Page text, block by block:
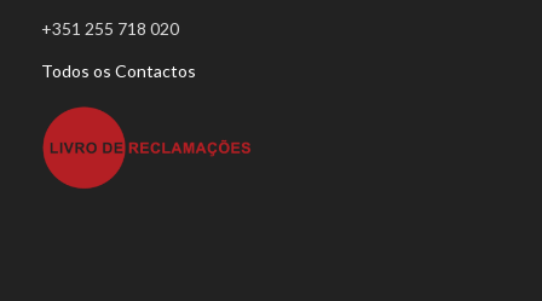
+351 255 718 020
Todos os Contactos